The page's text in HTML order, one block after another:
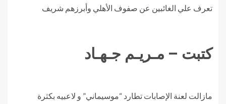
تعرف علي الغائبين عن صفوف الأهلي وأبرزهم شريف
كتبت – مـريـم جـهـاد
مازالت لعنة الإصابات تطارد “موسيماني” و لاعبيه بكثرة